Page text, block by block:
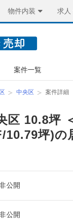
物件内装 求人
案件一覧
中央区 案件詳細
区 10.8坪
10.79坪)の
公開
公開